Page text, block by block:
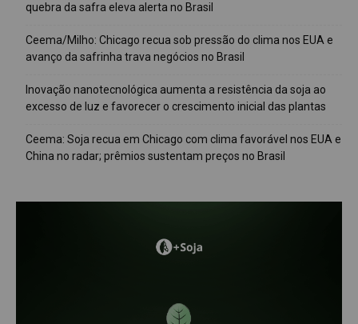
quebra da safra eleva alerta no Brasil
Ceema/Milho: Chicago recua sob pressão do clima nos EUA e
avanço da safrinha trava negócios no Brasil
Inovação nanotecnológica aumenta a resistência da soja ao
excesso de luz e favorecer o crescimento inicial das plantas
Ceema: Soja recua em Chicago com clima favorável nos EUA e
China no radar; prêmios sustentam preços no Brasil